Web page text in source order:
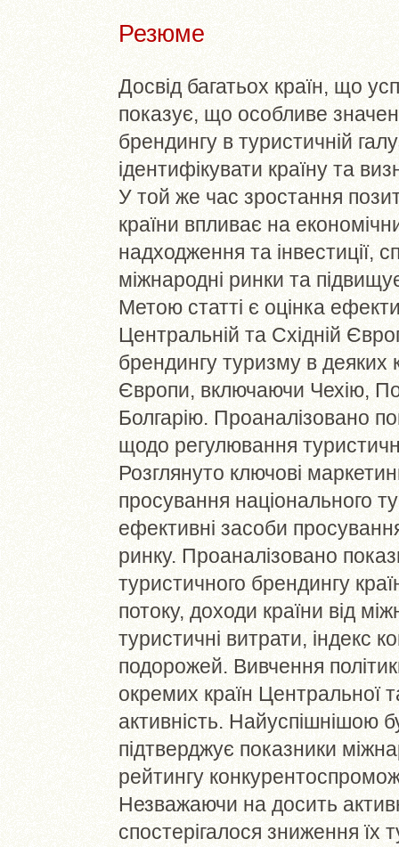
Резюме
Досвід багатьох країн, що
показує, що особливе
брендингу в туристичній
ідентифікувати країну та
У той же час зростання
країни впливає на
надходження та інвестиції,
міжнародні ринки та
Метою статті є оцінка
Центральній та Східній
брендингу туризму в деяких
Європи, включаючи Чехію,
Болгарію. Проаналізовано
щодо регулювання
Розглянуто ключові
просування національного
ефективні засоби
ринку. Проаналізовано
туристичного брендингу
потоку, доходи країни від
туристичні витрати, індекс
подорожей. Вивчення
окремих країн Центральної
активність. Найуспішнішою
підтверджує показники
рейтингу
Незважаючи на досить
спостерігалося зниження їх